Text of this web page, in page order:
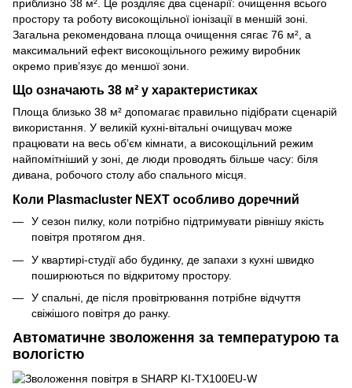
приблизно 38 м². Це розділяє два сценарії: очищення всього
простору та роботу високощільної іонізації в меншій зоні.
Загальна рекомендована площа очищення сягає 76 м², а
максимальний ефект високощільного режиму виробник
окремо прив’язує до меншої зони.
Що означають 38 м² у характеристиках
Площа близько 38 м² допомагає правильно підібрати сценарій
використання. У великій кухні-вітальні очищувач може
працювати на весь об’єм кімнати, а високощільний режим
найпомітніший у зоні, де люди проводять більше часу: біля
дивана, робочого столу або спального місця.
Коли Plasmacluster NEXT особливо доречний
У сезон пилку, коли потрібно підтримувати рівнішу якість
повітря протягом дня.
У квартирі-студії або будинку, де запахи з кухні швидко
поширюються по відкритому простору.
У спальні, де після провітрювання потрібне відчуття
свіжішого повітря до ранку.
Автоматичне зволоження за температурою та
вологістю